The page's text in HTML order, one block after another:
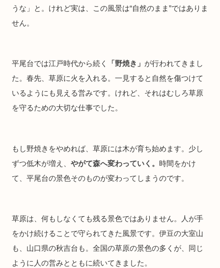
うな」と。けれど実は、この風景は“自然のまま”ではありま
せん。
平尾台では江戸時代から続く 「野焼き」 が行われてきまし
た。春先、草原に火を入れる。一見すると自然を傷つけて
いるようにも見える営みです。けれど、それはむしろ草原
を守るための大切な仕事でした。
もし野焼きをやめれば、草原には木が育ち始めます。少し
ずつ低木が増え、 やがて森へ変わっていく。 時間をかけ
て、平尾台の景色そのものが変わってしまうのです。
草原は、何もしなくても残る景色ではありません。人が手
をかけ続けることで守られてきた風景です。伊豆の大室山
も、山口県の秋吉台も。全国の草原の景色の多くが、同じ
ように人の営みとともに続いてきました。